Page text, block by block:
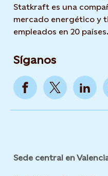
Statkraft es una
mercado energético y
empleados en 20 países.
Síganos
Sede central en